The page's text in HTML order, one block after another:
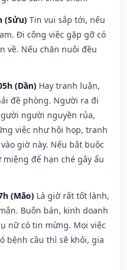
(Sửu) Tin vui sắp tới, nếu
Đi công việc gặp gỡ có
về. Nếu chăn nuôi đều
(Dần) Hay tranh luận,
đề phòng. Người ra đi
người nguyền rủa,
việc như hội họp, tranh
giờ này. Nếu bắt buộc
để hạn ché gây ẩu
(Mão) Là giờ rất tốt lành,
Buôn bán, kinh doanh
nữ có tin mừng. Mọi việc
bệnh cầu thì sẽ khỏi, gia